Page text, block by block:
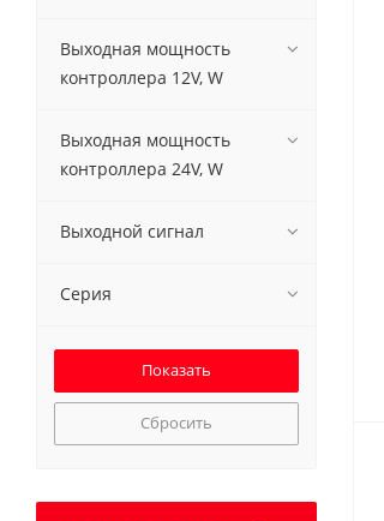
Выходная мощность
контроллера 12V, W
Выходная мощность
контроллера 24V, W
Выходной сигнал
Серия
Сбросить